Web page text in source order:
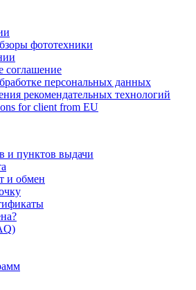
фототехники
соглашение
персональных данных
рекомендательных технологий
for client from EU
и пунктов выдачи
и обмен